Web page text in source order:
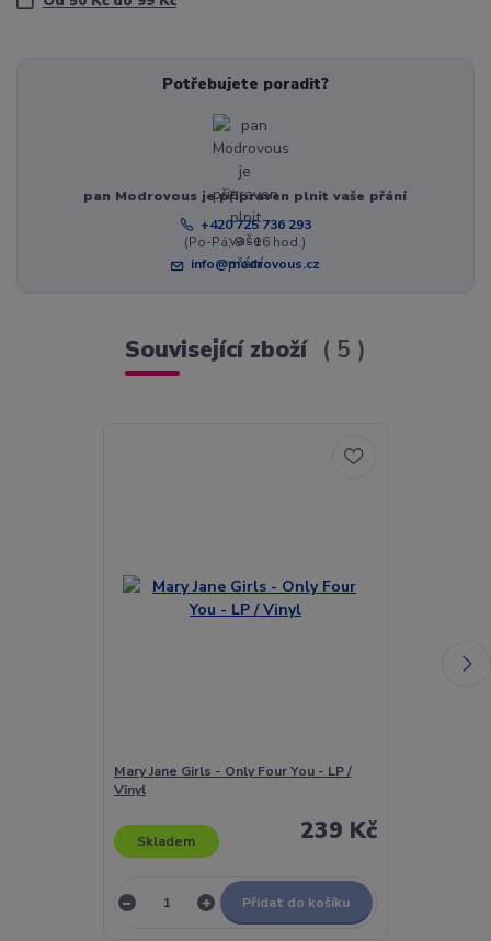
Potřebujete poradit?
pan Modrovous je připraven plnit vaše přání
+420 725 736 293
(Po-Pá, 8 - 16 hod.)
info@modrovous.cz
Související zboží 5
Mary Jane Girls - Only Four You - LP /
Vinyl
239 Kč
Skladem
Přidat do košíku